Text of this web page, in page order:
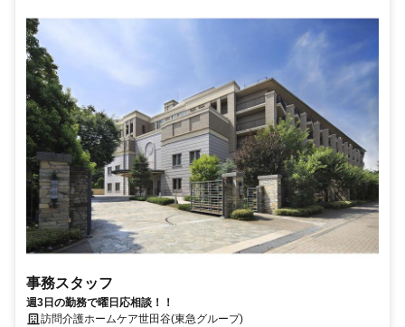
事務スタッフ
週3日の勤務で曜日応相談！！
訪問介護ホームケア世田谷(東急グループ)